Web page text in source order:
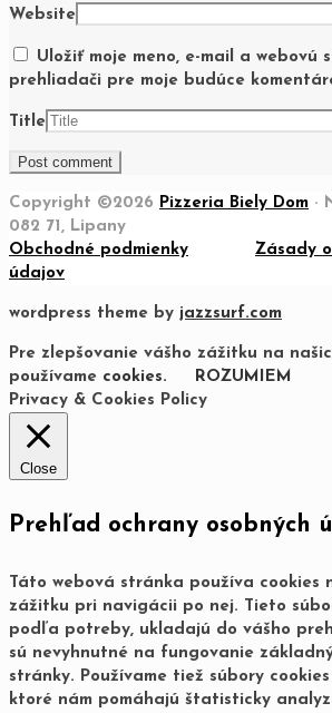
Website
Uložiť moje meno, e-mail a webovú
prehliadači pre moje budúce
Title
Copyright ©2026 Pizzeria Biely Dom ·
082 71, Lipany
Obchodné podmienky
Zásady
údajov
wordpress theme by jazzsurf.com
Pre zlepšovanie vášho zážitku na
používame cookies.
ROZUMIEM
Privacy & Cookies Policy
Close
Prehľad ochrany osobných
Táto webová stránka používa cookies
zážitku pri navigácii po nej. Tieto
podľa potreby, ukladajú do vášho
sú nevyhnutné na fungovanie
stránky. Používame tiež súbory
ktoré nám pomáhajú štatisticky